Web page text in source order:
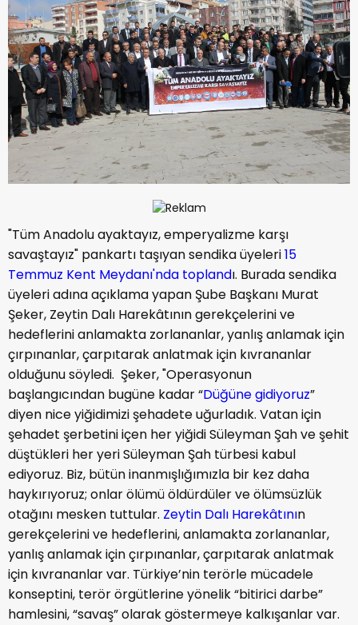
"Tüm Anadolu ayaktayız, emperyalizme karşı
savaştayız" pankartı taşıyan sendika üyeleri15
Temmuz Kent Meydanı'nda toplandı. Burada sendika
üyeleri adına açıklama yapan Şube Başkanı Murat
Şeker, Zeytin Dalı Harekâtının gerekçelerini ve
hedeflerini anlamakta zorlananlar, yanlış anlamak için
çırpınanlar, çarpıtarak anlatmak için kıvrananlar
olduğunu söyledi. Şeker, "Operasyonun
başlangıcından bugüne kadar “Düğüne gidiyoruz”
diyen nice yiğidimizi şehadete uğurladık. Vatan için
şehadet şerbetini içen her yiğidi Süleyman Şah ve şehit
düştükleri her yeri Süleyman Şah türbesi kabul
ediyoruz. Biz, bütün inanmışlığımızla bir kez daha
haykırıyoruz; onlar ölümü öldürdüler ve ölümsüzlük
otağını mesken tuttular. Zeytin Dalı Harekâtının
gerekçelerini ve hedeflerini, anlamakta zorlananlar,
yanlış anlamak için çırpınanlar, çarpıtarak anlatmak
için kıvrananlar var. Türkiye’nin terörle mücadele
konseptini, terör örgütlerine yönelik “bitirici darbe”
hamlesini, “savaş” olarak göstermeye kalkışanlar var.